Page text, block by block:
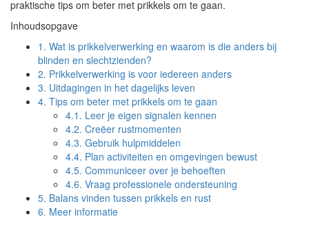
praktische tips om beter met prikkels om te gaan.
Inhoudsopgave
1. Wat is prikkelverwerking en waarom is die anders bij
blinden en slechtzienden?
2. Prikkelverwerking is voor iedereen anders
3. Uitdagingen in het dagelijks leven
4. Tips om beter met prikkels om te gaan
4.1. Leer je eigen signalen kennen
4.2. Creëer rustmomenten
4.3. Gebruik hulpmiddelen
4.4. Plan activiteiten en omgevingen bewust
4.5. Communiceer over je behoeften
4.6. Vraag professionele ondersteuning
5. Balans vinden tussen prikkels en rust
6. Meer informatie